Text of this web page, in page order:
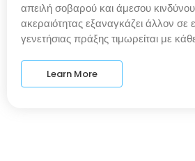
απειλή σοβαρού και άμεσου
ακεραιότητας εξαναγκάζει άλλον σε
γενετήσιας πράξης τιμωρείται με
Learn More